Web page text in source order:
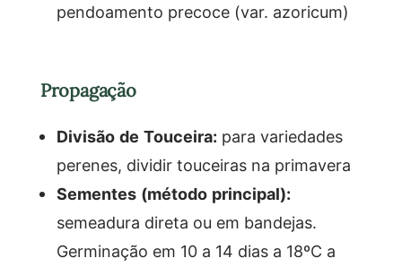
pendoamento precoce (var. azoricum)
Propagação
Divisão de Touceira: para variedades
perenes, dividir touceiras na primavera
Sementes (método principal):
semeadura direta ou em bandejas.
Germinação em 10 a 14 dias a 18ºC a